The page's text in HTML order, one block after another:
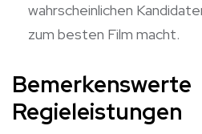
wahrscheinlichen
zum besten Film macht.
Bemerkenswerte
Regieleistungen